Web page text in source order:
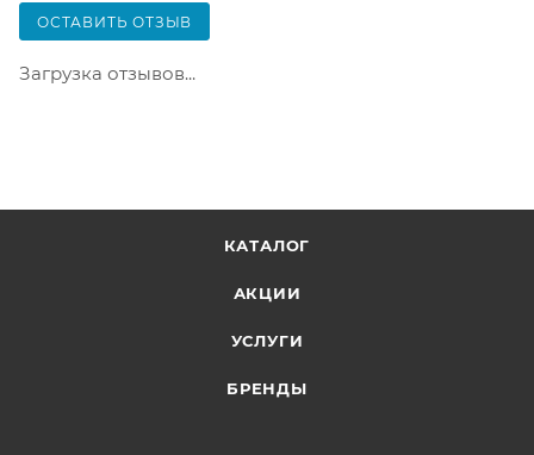
только после оплаты заказа. Один заказ может
содержать не больше 10 позиций и его стоимость
не должна превышать 100 000 р.
ОСТАВИТЬ ОТЗЫВ
Загрузка отзывов...
КАТАЛОГ
АКЦИИ
УСЛУГИ
БРЕНДЫ